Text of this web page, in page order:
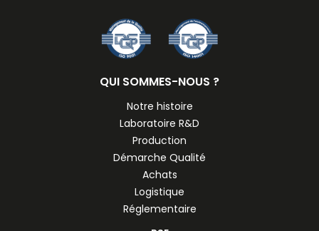
QUI SOMMES-NOUS ?
Notre histoire
Laboratoire R&D
Production
Démarche Qualité
Achats
Logistique
Réglementaire